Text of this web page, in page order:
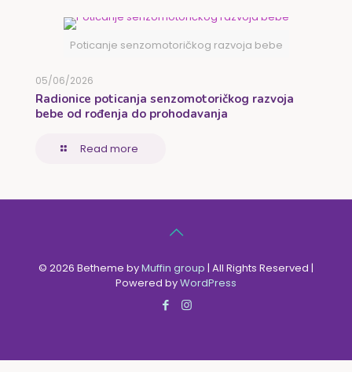
Poticanje senzomotoričkog razvoja bebe
05/06/2026
Radionice poticanja senzomotoričkog razvoja
bebe od rođenja do prohodavanja
Read more
© 2026 Betheme byMuffin group | All Rights Reserved |
Powered byWordPress